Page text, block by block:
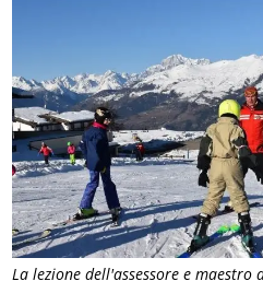
La lezione dell'assessore e maestro